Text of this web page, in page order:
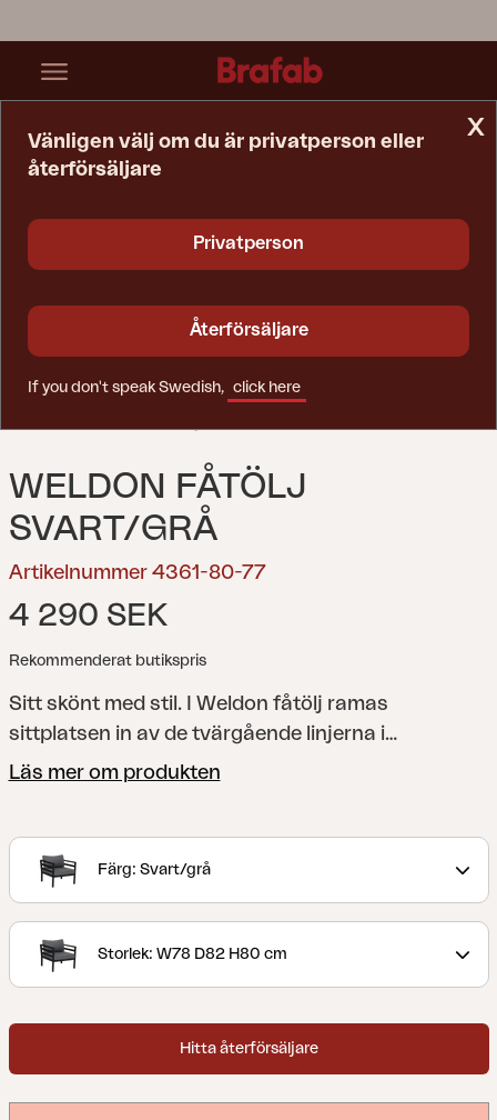
WELDON FÅTÖLJ
SVART/GRÅ
Artikelnummer 4361-80-77
4 290 SEK
Rekommenderat butikspris
Sitt skönt med stil. I Weldon fåtölj ramas
sittplatsen in av de tvärgående linjerna i
armstöden. Lutningen på ryggstödet är snyggt
design och med matt finish. De byggbara delarna
har allvädersdynor - perfekt för nordiskt klimat.
Läs mer om produkten
Färg: Svart/grå
Storlek: W78 D82 H80 cm
Hitta återförsäljare
x
Vänligen välj om du är privatperson eller
återförsäljare
Privatperson
Återförsäljare
If you don't speak Swedish, click here